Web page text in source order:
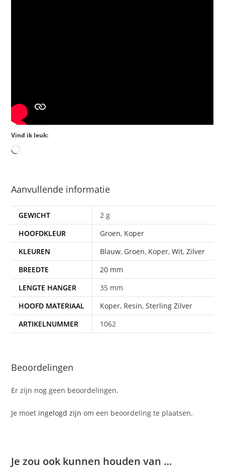
Vind ik leuk:
Aanvullende informatie
GEWICHT
2 g
HOOFDKLEUR
Groen, Koper
KLEUREN
Blauw, Groen, Koper,Wit,Zilver
BREEDTE
20 mm
LENGTE HANGER
35 mm
HOOFD MATERIAAL
Koper, Resin,Sterling Zilver
ARTIKELNUMMER
1062
Beoordelingen
Er zijn nog geen beoordelingen.
Je moet ingelogd zijn om een beoordeling te plaatsen.
Je zou ook kunnen houden van …